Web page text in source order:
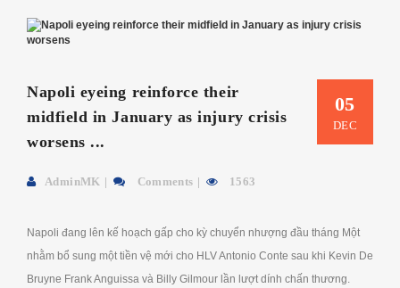
05
DEC
Napoli eyeing reinforce their
midfield in January as injury crisis
worsens ...
AdminMK Comments 1563
Napoli đang lên kế hoạch gấp cho kỳ chuyển nhượng đầu tháng Một
nhằm bổ sung một tiền vệ mới cho HLV Antonio Conte sau khi Kevin De
Bruyne Frank Anguissa và Billy Gilmour lần lượt dính chấn thương.